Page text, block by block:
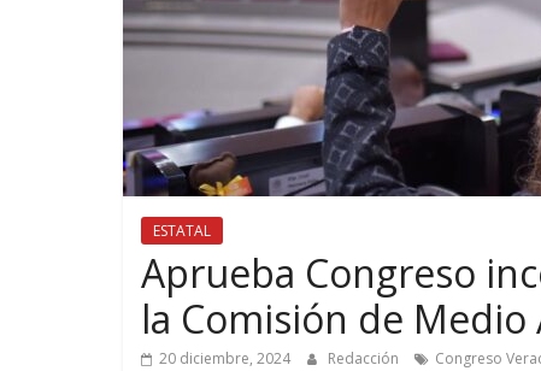
ESTATAL
Aprueba Congreso
la Comisión de
20 diciembre, 2024 Redacción Congreso